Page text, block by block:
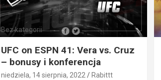
Bez kategorii
UFC on ESPN 41: Vera vs. Cruz
– bonusy i konferencja
niedziela, 14 sierpnia, 2022 Rabittt